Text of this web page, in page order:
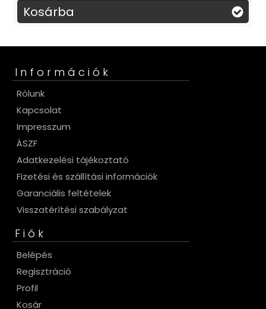
Kosárba
Információk
Rólunk
Kapcsolat
Impresszum
ÁSZF
Adatkezelési tájékoztató
Fizetési és szállítási információk
Garanciális feltételek
Visszatérítési szabályzat
Fiók
Belépés
Regisztráció
Profil
Kosár